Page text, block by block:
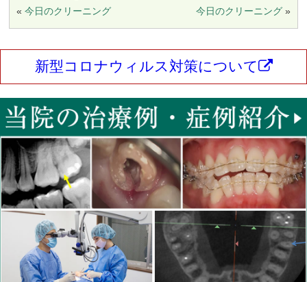
«今日のクリーニング 今日のクリーニング»
新型コロナウィルス対策について